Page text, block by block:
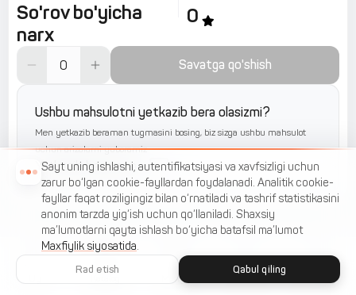
So'rov bo'yicha
narx
0
Savatga qo'shish
Ushbu mahsulotni yetkazib bera olasizmi?
Men yetkazib beraman tugmasini bosing, biz sizga ushbu mahsulot
uchun arizalarni yuboramiz
Yetkazib beraman
Menyu Sevimlilar
Sayt uning ishlashi, autentifikatsiyasi va xavfsizligi uchun
zarur bo‘lgan cookie-fayllardan foydalanadi. Analitik cookie-
fayllar faqat roziligingiz bilan o‘rnatiladi va tashrif statistikasini
anonim tarzda yig‘ish uchun qo‘llaniladi. Shaxsiy
ma’lumotlarni qayta ishlash bo‘yicha batafsil ma’lumot
Maxfiylik siyosatida.
Rad etish Qabul qiling